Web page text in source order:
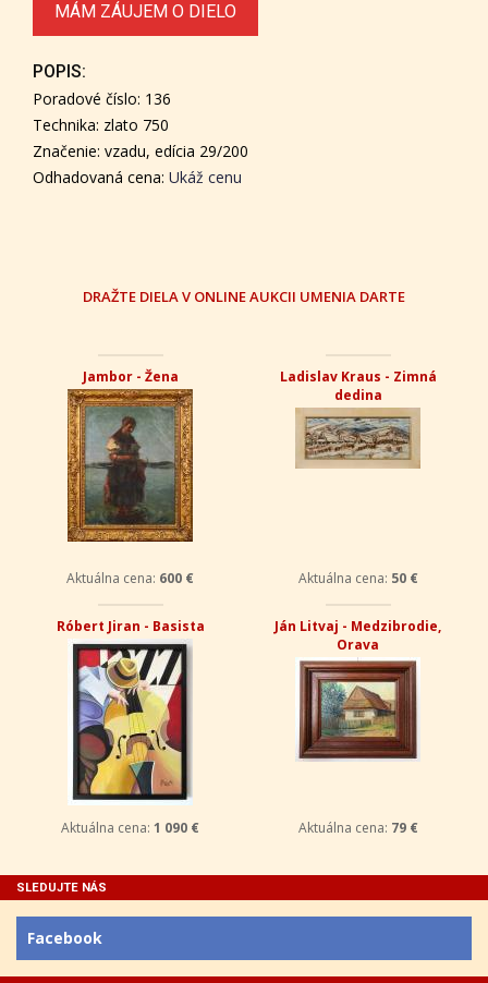
MÁM ZÁUJEM O DIELO
POPIS:
Poradové číslo: 136
Technika: zlato 750
Značenie: vzadu, edícia 29/200
Odhadovaná cena: Ukáž cenu
DRAŽTE DIELA V ONLINE AUKCII UMENIA DARTE
Jambor - Žena
Aktuálna cena: 600 €
Ladislav Kraus - Zimná
dedina
Aktuálna cena: 50 €
Róbert Jiran - Basista
Aktuálna cena: 1 090 €
Ján Litvaj - Medzibrodie,
Orava
Aktuálna cena: 79 €
SLEDUJTE NÁS
Facebook